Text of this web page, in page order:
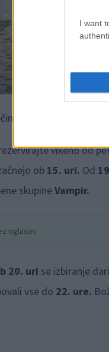
I want
Slovenj Gradec in
vikend od
ob 15. uri. Od
skupineVampir.
oglasov
20. uri se izbiranje
vse do 22. ure.